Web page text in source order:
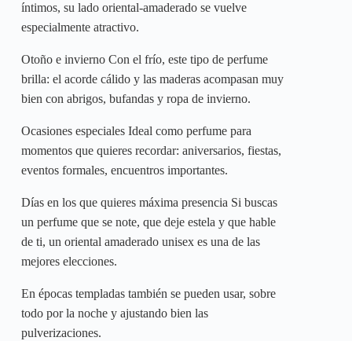
íntimos, su lado oriental-amaderado se vuelve
especialmente atractivo.
Otoño e invierno Con el frío, este tipo de perfume
brilla: el acorde cálido y las maderas acompasan muy
bien con abrigos, bufandas y ropa de invierno.
Ocasiones especiales Ideal como perfume para
momentos que quieres recordar: aniversarios, fiestas,
eventos formales, encuentros importantes.
Días en los que quieres máxima presencia Si buscas
un perfume que se note, que deje estela y que hable
de ti, un oriental amaderado unisex es una de las
mejores elecciones.
En épocas templadas también se pueden usar, sobre
todo por la noche y ajustando bien las
pulverizaciones.